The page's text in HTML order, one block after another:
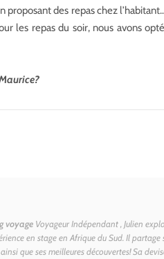
proposant des repas chez
les repas du soir, nous avons
voyage Voyageur Indépendant , Julien
en stage en Afrique du Sud. Il
que ses meilleures découvertes! Sa